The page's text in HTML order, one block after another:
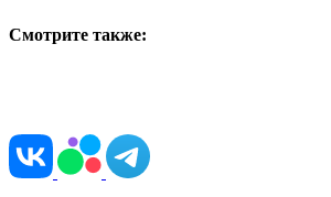
Смотрите также: